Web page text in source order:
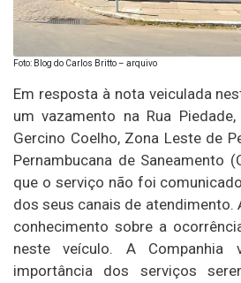
Foto: Blog do Carlos Britto – arquivo
Em resposta à nota veiculada
um vazamento na Rua
Gercino Coelho, Zona Leste de
Pernambucana de Saneamento
que o serviço não foi
dos seus canais de atendimento.
conhecimento sobre a
neste veículo. A
importância dos serviços